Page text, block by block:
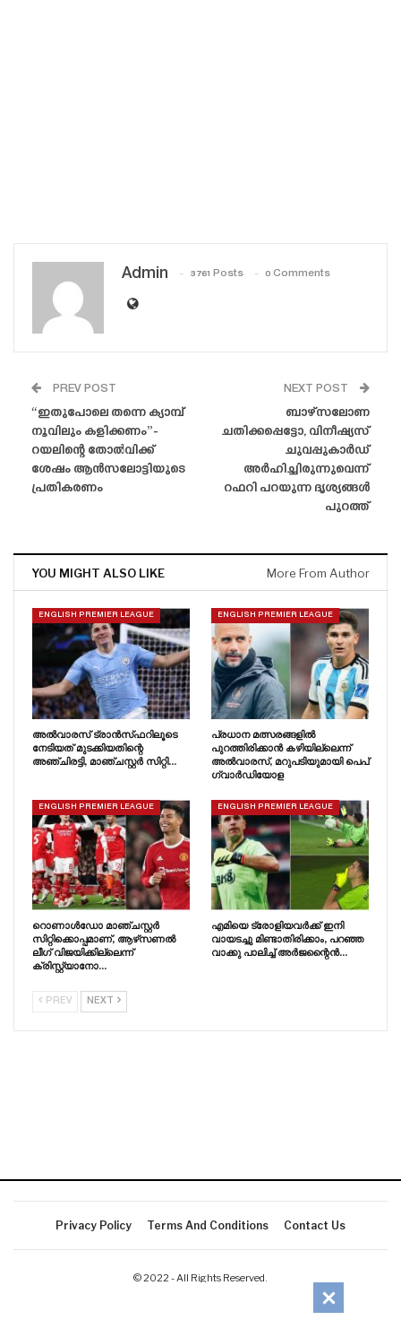
Admin 3761 Posts 0 Comments
PREV POST
“ഇതുപോലെ തന്നെ ക്യാമ്പ്
നൂവിലും കളിക്കണം”-
റയലിന്റെ തോൽവിക്ക്
ശേഷം ആൻസലോട്ടിയുടെ
പ്രതികരണം
NEXT POST
ബാഴ്‌സലോണ
ചതിക്കപ്പെട്ടോ, വിനീഷ്യസ്
ചുവപ്പുകാർഡ്
അർഹിച്ചിരുന്നുവെന്ന്
റഫറി പറയുന്ന ദൃശ്യങ്ങൾ
പുറത്ത്
YOU MIGHT ALSO LIKE More From Author
ENGLISH PREMIER LEAGUE
അൽവാരസ് ട്രാൻസ്‌ഫറിലൂടെ
നേടിയത് മുടക്കിയതിന്റെ
അഞ്ചിരട്ടി, മാഞ്ചസ്റ്റർ സിറ്റി…
ENGLISH PREMIER LEAGUE
പ്രധാന മത്സരങ്ങളിൽ
പുറത്തിരിക്കാൻ കഴിയില്ലെന്ന്
അൽവാരസ്, മറുപടിയുമായി പെപ്
ഗ്വാർഡിയോള
ENGLISH PREMIER LEAGUE
റൊണാൾഡോ മാഞ്ചസ്റ്റർ
സിറ്റിക്കൊപ്പമാണ്, ആഴ്‌സണൽ
ലീഗ് വിജയിക്കില്ലെന്ന്
ക്രിസ്റ്റ്യാനോ…
ENGLISH PREMIER LEAGUE
എമിയെ ട്രോളിയവർക്ക് ഇനി
വായടച്ചു മിണ്ടാതിരിക്കാം, പറഞ്ഞ
വാക്കു പാലിച്ച് അർജന്റൈൻ…
PREV NEXT
Privacy Policy Terms And Conditions Contact Us
© 2022 - All Rights Reserved.